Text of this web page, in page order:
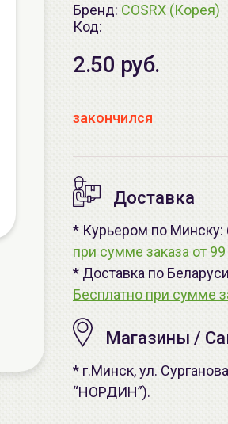
Бренд: COSRX (Корея)
Код:
2.50 руб.
закончился
Доставка
* Курьером по Минску:
при сумме заказа от 99
* Доставка по
Бесплатно при сумме
Магазины /
* г.Минск, ул.
“НОРДИН”).